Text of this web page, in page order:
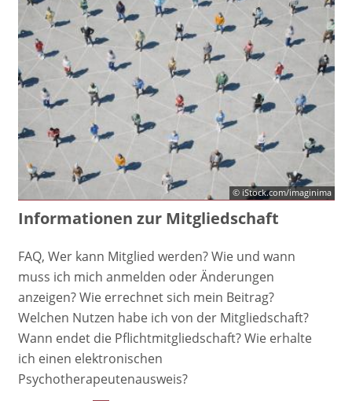
© iStock.com/imaginima
Informationen zur Mitgliedschaft
FAQ, Wer kann Mitglied werden? Wie und wann
muss ich mich anmelden oder Änderungen
anzeigen? Wie errechnet sich mein Beitrag?
Welchen Nutzen habe ich von der Mitgliedschaft?
Wann endet die Pflichtmitgliedschaft? Wie erhalte
ich einen elektronischen
Psychotherapeutenausweis?